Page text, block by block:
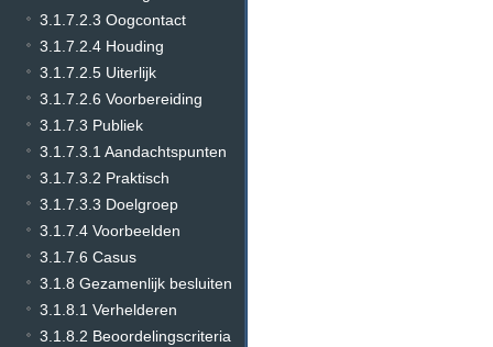
3.1.7.2.3 Oogcontact
3.1.7.2.4 Houding
3.1.7.2.5 Uiterlijk
3.1.7.2.6 Voorbereiding
3.1.7.3 Publiek
3.1.7.3.1 Aandachtspunten
3.1.7.3.2 Praktisch
3.1.7.3.3 Doelgroep
3.1.7.4 Voorbeelden
3.1.7.6 Casus
3.1.8 Gezamenlijk besluiten
3.1.8.1 Verhelderen
3.1.8.2 Beoordelingscriteria